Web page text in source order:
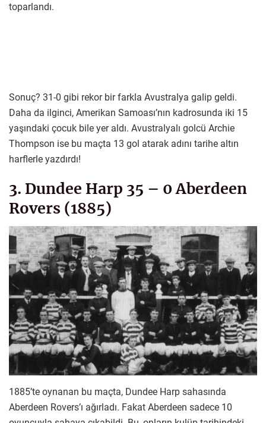
toparlandı.
Sonuç? 31-0 gibi rekor bir farkla Avustralya galip geldi.
Daha da ilginci, Amerikan Samoası’nın kadrosunda iki 15
yaşındaki çocuk bile yer aldı. Avustralyalı golcü Archie
Thompson ise bu maçta 13 gol atarak adını tarihe altın
harflerle yazdırdı!
3. Dundee Harp 35 – 0 Aberdeen
Rovers (1885)
1885’te oynanan bu maçta, Dundee Harp sahasında
Aberdeen Rovers’ı ağırladı. Fakat Aberdeen sadece 10